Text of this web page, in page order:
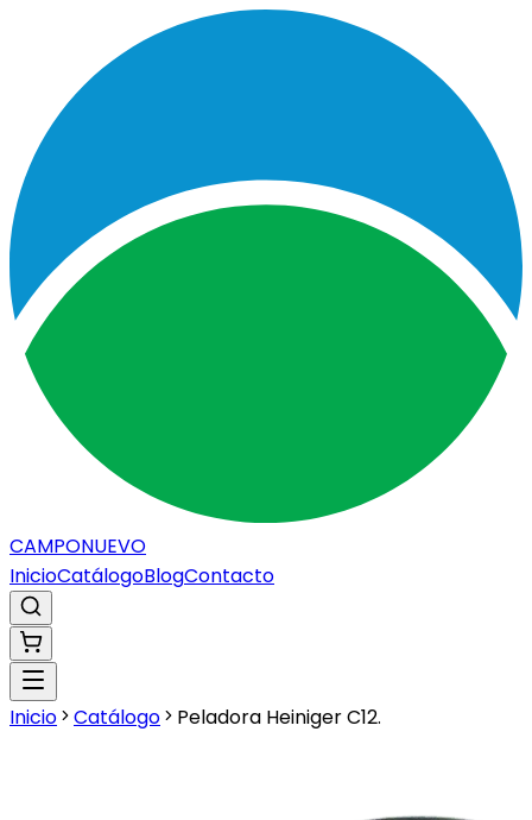
CAMPONUEVO
InicioCatálogoBlogContacto
Inicio Catálogo Peladora Heiniger C12.